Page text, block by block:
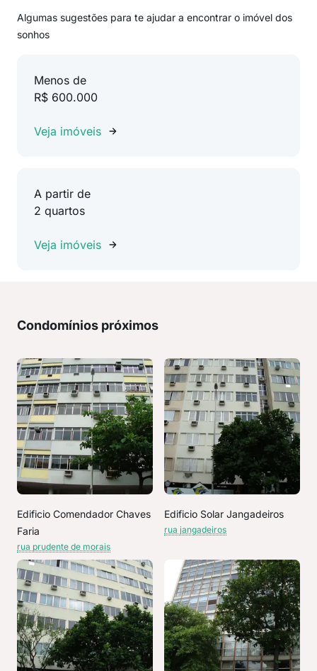
Algumas sugestões para te ajudar a encontrar o imóvel dos
sonhos
Menos de
R$ 600.000
Veja imóveis
A partir de
2 quartos
Veja imóveis
Condomínios próximos
Edificio Comendador Chaves
Faria
rua prudente de morais
Edificio Solar Jangadeiros
rua jangadeiros